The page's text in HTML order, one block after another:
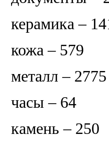
керамика –
кожа – 579
металл – 2775
часы – 64
камень – 250